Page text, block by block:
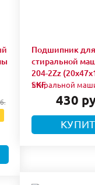
Подшипник для
стиральной
204-2Zz
SKF
430